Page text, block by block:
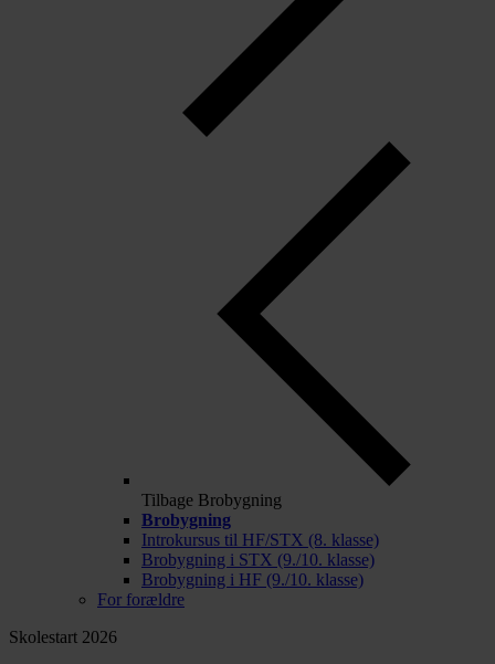
Tilbage Brobygning
Brobygning
Introkursus til HF/STX (8. klasse)
Brobygning i STX (9./10. klasse)
Brobygning i HF (9./10. klasse)
For forældre
Skolestart 2026